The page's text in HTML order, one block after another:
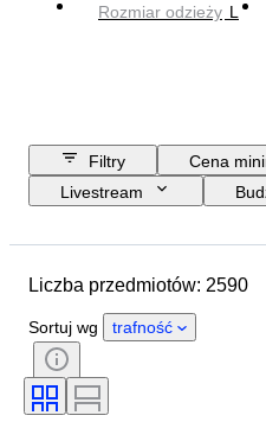
Rozmiar odzieży L
Filtry
Cena
Livestream
Kraj pochodzenia
Stan
Styl
Kolor
Rozmiar na przedmiocie
Wzór
Liczba przedmiotów: 2590
Sortuj wg trafność